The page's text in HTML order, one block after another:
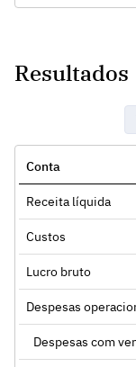
Resultados
Conta
Receita líquida
Custos
Lucro bruto
Despesas
Despesas com